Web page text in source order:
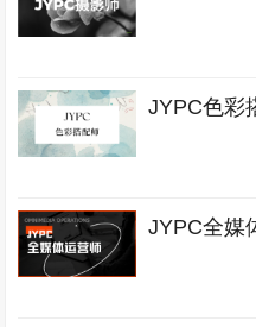
JYPC色彩
JYPC全媒